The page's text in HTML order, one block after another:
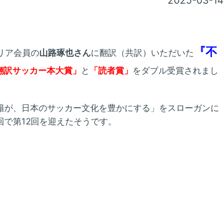
ア会員の山路琢也さんに翻訳（共訳）いただいた
『不
訳サッカー本大賞」 と 「読者賞」 をダブル受賞されまし
が、日本のサッカー文化を豊かにする」をスローガンに
第12回を迎えたそうです。